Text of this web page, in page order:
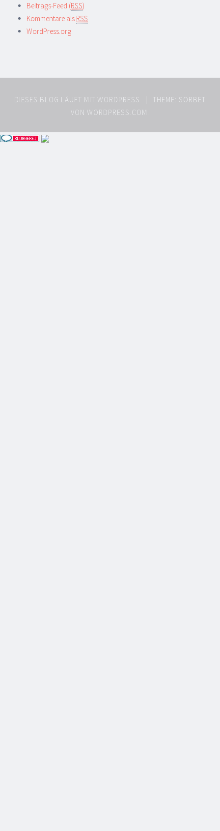
Beitrags-Feed (RSS)
Kommentare als RSS
WordPress.org
DIESES BLOG LÄUFT MIT WORDPRESS
THEME: SORBET
VON WORDPRESS.COM